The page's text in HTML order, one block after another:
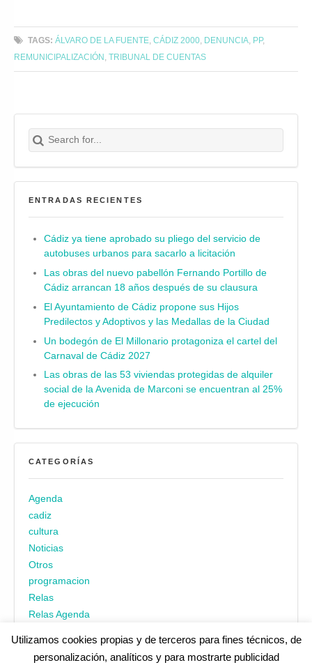
TAGS: ÁLVARO DE LA FUENTE ,CÁDIZ 2000 DENUNCIA PP,
REMUNICIPALIZACIÓN
TRIBUNAL DE CUENTAS
Search for:
Buscar
ENTRADAS RECIENTES
Cádiz ya tiene aprobado su pliego del servicio de
autobuses urbanos para sacarlo a licitación
Las obras del nuevo pabellón Fernando Portillo de
Cádiz arrancan 18 años después de su clausura
El Ayuntamiento de Cádiz propone sus Hijos
Predilectos y Adoptivos y las Medallas de la Ciudad
Un bodegón de El Millonario protagoniza el cartel del
Carnaval de Cádiz 2027
Las obras de las 53 viviendas protegidas de alquiler
social de la Avenida de Marconi se encuentran al 25%
de ejecución
CATEGORÍAS
Agenda
cadiz
cultura
Noticias
Otros
programacion
Relas
Relas Agenda
Utilizamos cookies propias y de terceros para fines técnicos, de
personalización, analíticos y para mostrarte publicidad